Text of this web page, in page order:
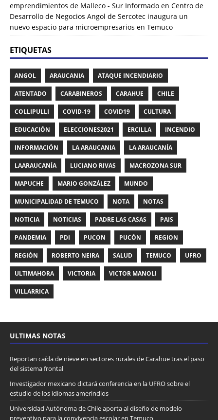
emprendimientos de Malleco - Sur Informado en Centro de
Desarrollo de Negocios Angol de Sercotec inaugura un
nuevo espacio para microempresarios en Temuco
ETIQUETAS
ANGOL ARAUCANIA ATAQUE INCENDIARIO
ATENTADO CARABINEROS CARAHUE CHILE
COLLIPULLI COVID-19 COVID19 CULTURA
EDUCACIÓN ELECCIONES2021 ERCILLA INCENDIO
INFORMACIÓN LA ARAUCANIA LA ARAUCANÍA
LAARAUCANÍA LUCIANO RIVAS MACROZONA SUR
MAPUCHE MARIO GONZÁLEZ MUNDO
MUNICIPALIDAD DE TEMUCO NOTA NOTAS
NOTICIA NOTICIAS PADRE LAS CASAS PAIS
PANDEMIA PDI PUCON PUCÓN REGION
REGIÓN ROBERTO NEIRA SALUD TEMUCO UFRO
ULTIMAHORA VICTORIA VICTOR MANOLI
VILLARRICA
ULTIMAS NOTAS
Reportan caída de nieve en sectores rurales de Carahue tras el paso
del sistema frontal
Investigador mexicano dictará conferencia en la UFRO sobre el
estudio de los idiomas amerindios
Universidad Autónoma de Chile aporta al diseño de modelo
preventivo para la convivencia escolar en Temuco